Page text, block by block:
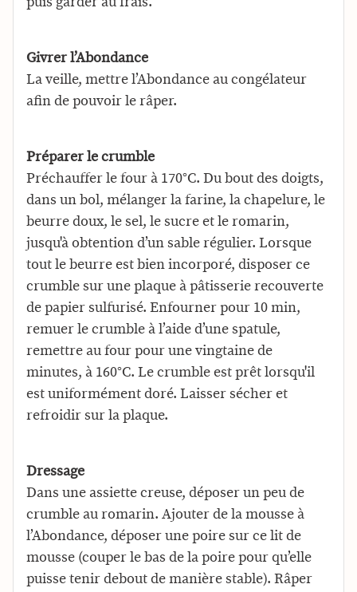
Givrer l’Abondance
La veille, mettre l’Abondance au congélateur
afin de pouvoir le râper.
Préparer le crumble
Préchauffer le four à 170°C. Du bout des doigts,
dans un bol, mélanger la farine, la chapelure, le
beurre doux, le sel, le sucre et le romarin,
jusqu'à obtention d’un sable régulier. Lorsque
tout le beurre est bien incorporé, disposer ce
crumble sur une plaque à pâtisserie recouverte
de papier sulfurisé. Enfourner pour 10 min,
remuer le crumble à l’aide d’une spatule,
remettre au four pour une vingtaine de
minutes, à 160°C. Le crumble est prêt lorsqu'il
est uniformément doré. Laisser sécher et
refroidir sur la plaque.
Dressage
Dans une assiette creuse, déposer un peu de
crumble au romarin. Ajouter de la mousse à
l’Abondance, déposer une poire sur ce lit de
mousse (couper le bas de la poire pour qu’elle
puisse tenir debout de manière stable). Râper